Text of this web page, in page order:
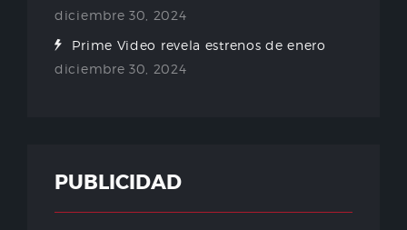
diciembre 30, 2024
Prime Video revela estrenos de enero
diciembre 30, 2024
PUBLICIDAD